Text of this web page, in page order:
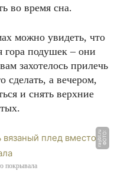
во время сна.
можно увидеть, что
гора подушек – они
захотелось прилечь
сделать, а вечером,
и снять верхние
Ф
О
Т
О:
r
a
y
b
t.
r
u
покрывала